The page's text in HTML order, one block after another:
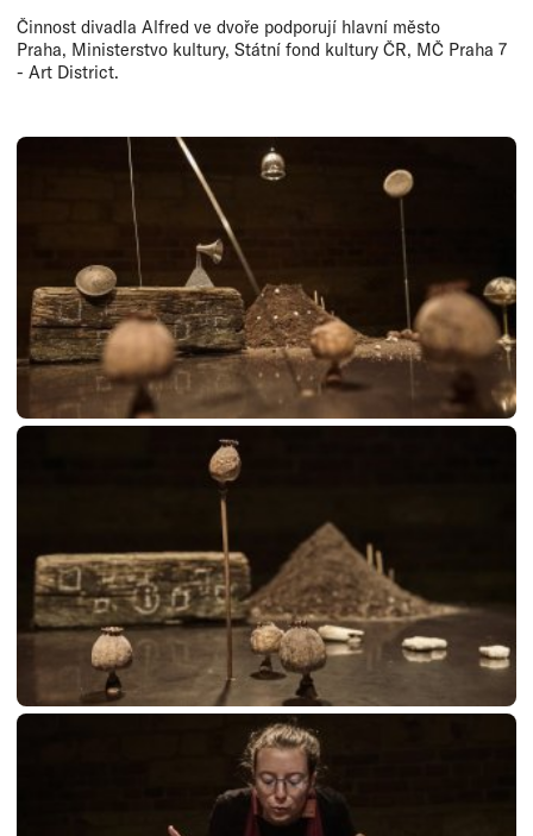
Činnost divadla Alfred ve dvoře podporují hlavní město
Praha, Ministerstvo kultury, Státní fond kultury ČR, MČ Praha 7
- Art District.